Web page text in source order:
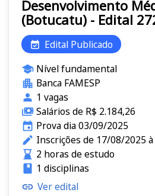
Desenvolvimento
(Botucatu) - Edital
Edital Publicado
Nível fundamental
Banca FAMESP
1 vagas
Salários de R$ 2.184,26
Prova dia 03/09/2025
Inscrições de 17/08/2025
2 horas de estudo
1 disciplinas
Ver edital